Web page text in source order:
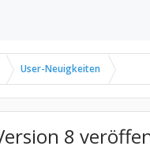
User-Neuigkeiten
8